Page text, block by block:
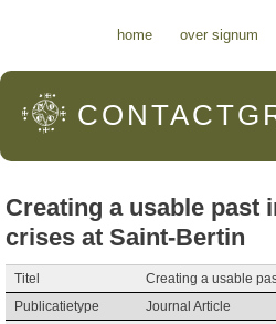
home over signum
Creating a usable past
crises at Saint-Bertin
Titel
Creating a usable
Publicatietype
Journal Article